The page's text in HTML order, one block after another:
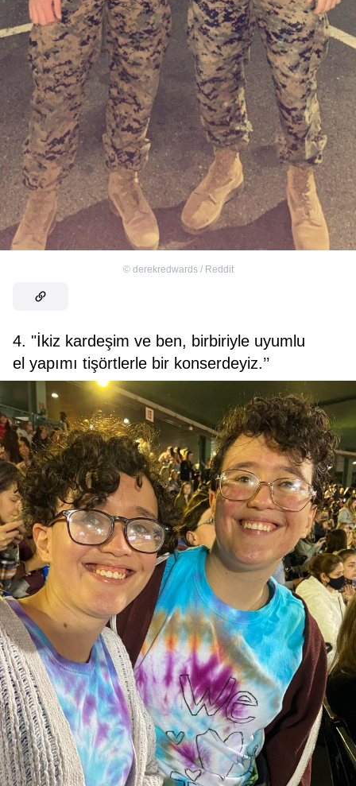
© derekredwards / Reddit
4. "İkiz kardeşim ve ben, birbiriyle uyumlu
el yapımı tişörtlerle bir konserdeyiz.’’